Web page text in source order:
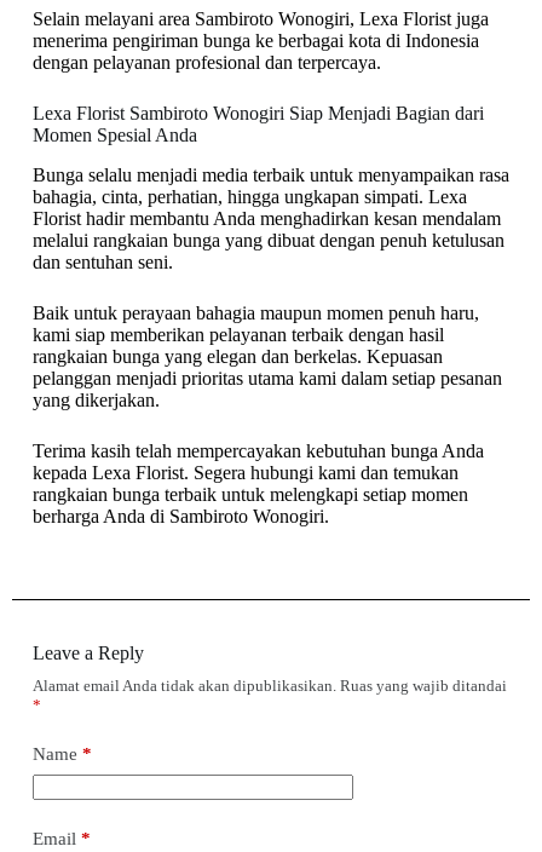
Selain melayani area Sambiroto Wonogiri, Lexa Florist juga
menerima pengiriman bunga ke berbagai kota di Indonesia
dengan pelayanan profesional dan terpercaya.
Lexa Florist Sambiroto Wonogiri Siap Menjadi Bagian dari
Momen Spesial Anda
Bunga selalu menjadi media terbaik untuk menyampaikan rasa
bahagia, cinta, perhatian, hingga ungkapan simpati. Lexa
Florist hadir membantu Anda menghadirkan kesan mendalam
melalui rangkaian bunga yang dibuat dengan penuh ketulusan
dan sentuhan seni.
Baik untuk perayaan bahagia maupun momen penuh haru,
kami siap memberikan pelayanan terbaik dengan hasil
rangkaian bunga yang elegan dan berkelas. Kepuasan
pelanggan menjadi prioritas utama kami dalam setiap pesanan
yang dikerjakan.
Terima kasih telah mempercayakan kebutuhan bunga Anda
kepada Lexa Florist. Segera hubungi kami dan temukan
rangkaian bunga terbaik untuk melengkapi setiap momen
berharga Anda di Sambiroto Wonogiri.
Leave a Reply
Alamat email Anda tidak akan dipublikasikan. Ruas yang wajib ditandai
*
Name *
Email *